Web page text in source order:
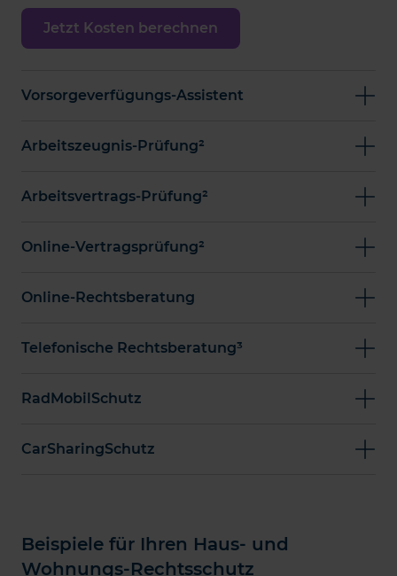
Jetzt Kosten berechnen
Vorsorgeverfügungs-Assistent
Arbeitszeugnis-Prüfung²
Arbeitsvertrags-Prüfung²
Online-Vertragsprüfung²
Online-Rechtsberatung
Telefonische Rechtsberatung³
RadMobilSchutz
CarSharingSchutz
Beispiele für Ihren Haus- und
Wohnungs-Rechtsschutz